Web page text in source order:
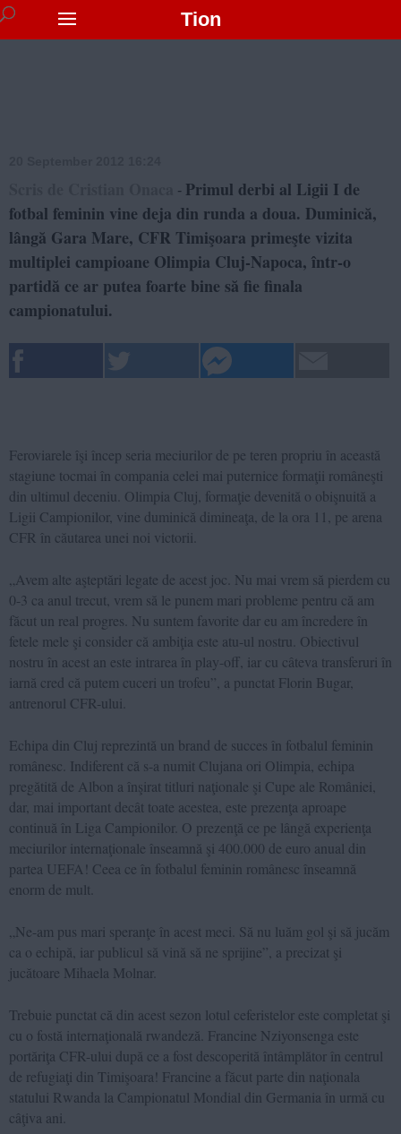
Tion
- Primul derbi al Ligii I de
fotbal feminin vine deja din runda a doua. Duminică,
lângă Gara Mare, CFR Timişoara primeşte vizita
multiplei campioane Olimpia Cluj-Napoca, într-o
partidă ce ar putea foarte bine să fie finala
campionatului.
Feroviarele îşi încep seria meciurilor de pe teren propriu în această
stagiune tocmai în compania celei mai puternice formaţii româneşti
din ultimul deceniu. Olimpia Cluj, formaţie devenită o obişnuită a
Ligii Campionilor, vine duminică dimineaţa, de la ora 11, pe arena
CFR în căutarea unei noi victorii.
„Avem alte aşteptări legate de acest joc. Nu mai vrem să pierdem cu
0-3 ca anul trecut, vrem să le punem mari probleme pentru că am
făcut un real progres. Nu suntem favorite dar eu am încredere în
fetele mele şi consider că ambiţia este atu-ul nostru. Obiectivul
nostru în acest an este intrarea în play-off, iar cu câteva transferuri în
iarnă cred că putem cuceri un trofeu”, a punctat Florin Bugar,
antrenorul CFR-ului.
Echipa din Cluj reprezintă un brand de succes în fotbalul feminin
românesc. Indiferent că s-a numit Clujana ori Olimpia, echipa
pregătită de Albon a înşirat titluri naţionale şi Cupe ale României,
dar, mai important decât toate acestea, este prezenţa aproape
continuă în Liga Campionilor. O prezenţă ce pe lângă experienţa
meciurilor internaţionale înseamnă şi 400.000 de euro anual din
partea UEFA! Ceea ce în fotbalul feminin românesc înseamnă
enorm de mult.
„Ne-am pus mari speranţe în acest meci. Să nu luăm gol şi să jucăm
ca o echipă, iar publicul să vină să ne sprijine”, a precizat şi
jucătoare Mihaela Molnar.
Trebuie punctat că din acest sezon lotul ceferistelor este completat şi
cu o fostă internaţională rwandeză. Francine Nziyonsenga este
portăriţa CFR-ului după ce a fost descoperită întâmplător în centrul
de refugiaţi din Timişoara! Francine a făcut parte din naţionala
statului Rwanda la Campionatul Mondial din Germania în urmă cu
câţiva ani.